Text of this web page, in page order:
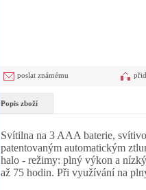
poslat známému
Popis zboží
Svítilna na 3 AAA baterie,
patentovaným automatickým
halo - režimy: plný výkon a
až 75 hodin. Při využívání na